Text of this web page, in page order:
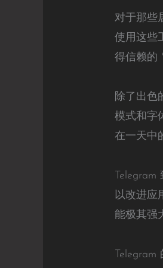
对于那些
使用这些
得信赖的
除了出色
模式和字
在一天中
以改进应
能极其强